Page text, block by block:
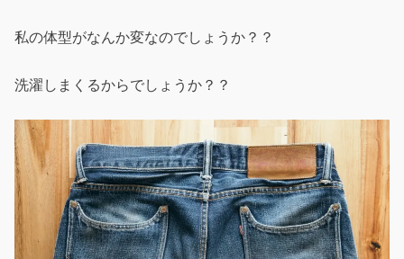
私の体型がなんか変なのでしょうか？？
洗濯しまくるからでしょうか？？